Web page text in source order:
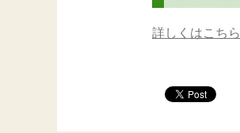
詳しくはこちら